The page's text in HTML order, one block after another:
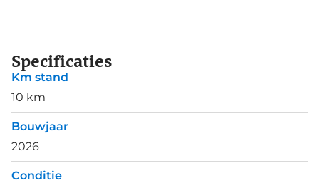
Specificaties
Km stand
10 km
Bouwjaar
2026
Conditie